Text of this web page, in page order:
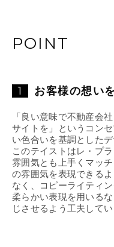
POINT
1 お客様の想い
「良い意味で不動産会
サイトを」というコン
い色合いを基調とした
このテイストはレ・プ
雰囲気とも上手くマッ
の雰囲気を表現できる
なく、コピーライティ
柔らかい表現を用いる
じさせるよう工夫してい